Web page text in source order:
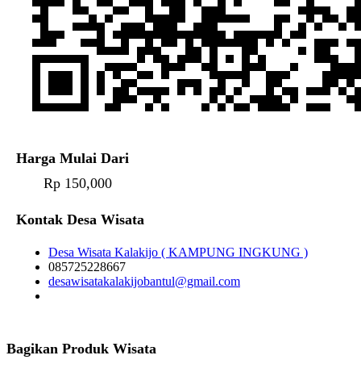
Harga Mulai Dari
Rp 150,000
Kontak Desa Wisata
Desa Wisata Kalakijo ( KAMPUNG INGKUNG )
085725228667
desawisatakalakijobantul@gmail.com
Bagikan Produk Wisata